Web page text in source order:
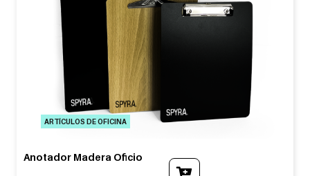
ARTÍCULOS DE OFICINA
Anotador Madera Oficio